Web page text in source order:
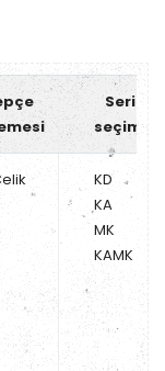
Seri
seçimi
KD
KA
MK
KAMK